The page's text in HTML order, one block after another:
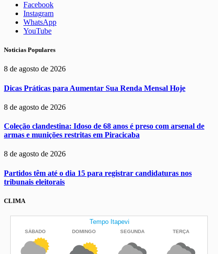
Facebook
Instagram
WhatsApp
YouTube
Noticias Populares
8 de agosto de 2026
Dicas Práticas para Aumentar Sua Renda Mensal Hoje
8 de agosto de 2026
Coleção clandestina: Idoso de 68 anos é preso com arsenal de
armas e munições restritas em Piracicaba
8 de agosto de 2026
Partidos têm até o dia 15 para registrar candidaturas nos
tribunais eleitorais
CLIMA